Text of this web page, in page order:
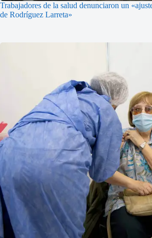
Trabajadores de la salud denunciaron un
de Rodríguez Larreta»